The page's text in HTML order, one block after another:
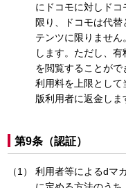
にドコモに対しド
限り、ドコモは代
テンツに限りません
します。ただし、
を閲覧することが
利用料を上限とし
版利用者に返金しま
第9条（認証）
利用者等によるdマ